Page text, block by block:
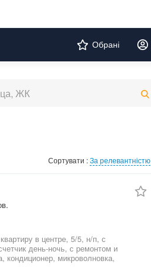
Обрані
Сортувати :За релевантністю
в центре, 5/5, н/п, с
день-ночь, с ремонтом и
микроволновка,